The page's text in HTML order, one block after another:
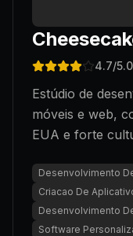
4.7/5.0
Estúdio de
móveis e web,
EUA e forte
Desenvolvimento
Criacao De
Desenvolvimento
Software